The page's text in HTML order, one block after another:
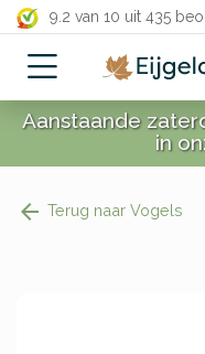
9.2 van 10 uit 435
close
Aanstaande
in
Terug naar Vogels